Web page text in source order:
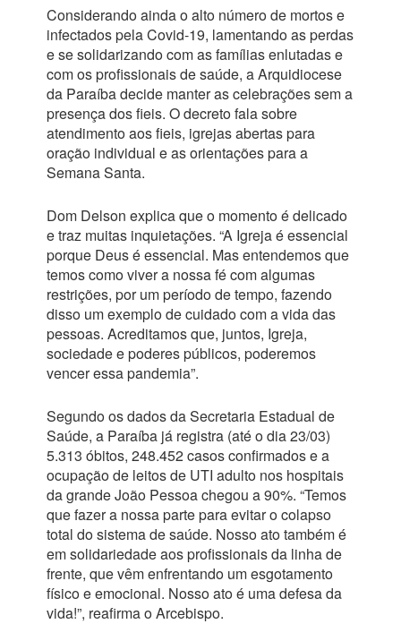
Considerando ainda o alto número de mortos e
infectados pela Covid-19, lamentando as perdas
e se solidarizando com as famílias enlutadas e
com os profissionais de saúde, a Arquidiocese
da Paraíba decide manter as celebrações sem a
presença dos fieis. O decreto fala sobre
atendimento aos fieis, igrejas abertas para
oração individual e as orientações para a
Semana Santa.
Dom Delson explica que o momento é delicado
e traz muitas inquietações. “A Igreja é essencial
porque Deus é essencial. Mas entendemos que
temos como viver a nossa fé com algumas
restrições, por um período de tempo, fazendo
disso um exemplo de cuidado com a vida das
pessoas. Acreditamos que, juntos, Igreja,
sociedade e poderes públicos, poderemos
vencer essa pandemia”.
Segundo os dados da Secretaria Estadual de
Saúde, a Paraíba já registra (até o dia 23/03)
5.313 óbitos, 248.452 casos confirmados e a
ocupação de leitos de UTI adulto nos hospitais
da grande João Pessoa chegou a 90%. “Temos
que fazer a nossa parte para evitar o colapso
total do sistema de saúde. Nosso ato também é
em solidariedade aos profissionais da linha de
frente, que vêm enfrentando um esgotamento
físico e emocional. Nosso ato é uma defesa da
vida!”, reafirma o Arcebispo.